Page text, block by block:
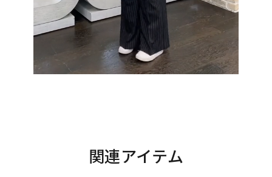
関連アイテム